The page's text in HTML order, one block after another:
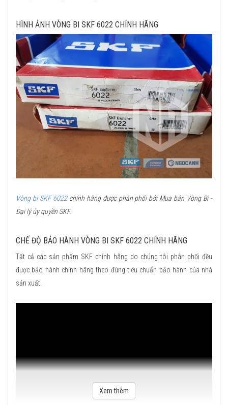
HÌNH ẢNH VÒNG BI SKF 6022 CHÍNH HÃNG
Vòng bi SKF 6022chính hãng được phân phối bởi Mua bán Vòng Bi -
Đại lý ủy quyền SKF.
CHẾ ĐỘ BẢO HÀNH VÒNG BI SKF 6022 CHÍNH HÃNG
Tất cả các sản phẩm SKF chính hãng do chúng tôi phân phối đều
được bảo hành chính hãng theo đúng tiêu chuẩn bảo hành của nhà
sản xuất.
Xem thêm